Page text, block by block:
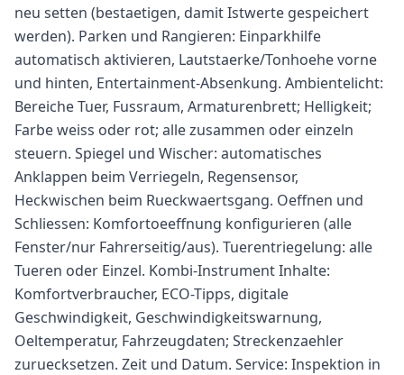
neu setten (bestaetigen, damit Istwerte gespeichert
werden). Parken und Rangieren: Einparkhilfe
automatisch aktivieren, Lautstaerke/Tonhoehe vorne
und hinten, Entertainment-Absenkung. Ambientelicht:
Bereiche Tuer, Fussraum, Armaturenbrett; Helligkeit;
Farbe weiss oder rot; alle zusammen oder einzeln
steuern. Spiegel und Wischer: automatisches
Anklappen beim Verriegeln, Regensensor,
Heckwischen beim Rueckwaertsgang. Oeffnen und
Schliessen: Komfortoeeffnung konfigurieren (alle
Fenster/nur Fahrerseitig/aus). Tuerentriegelung: alle
Tueren oder Einzel. Kombi-Instrument Inhalte:
Komfortverbraucher, ECO-Tipps, digitale
Geschwindigkeit, Geschwindigkeitswarnung,
Oeltemperatur, Fahrzeugdaten; Streckenzaehler
zuruecksetzen. Zeit und Datum. Service: Inspektion in